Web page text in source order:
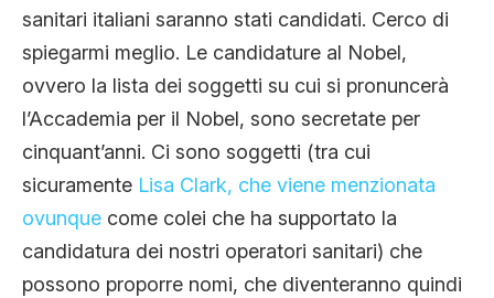
sanitari italiani saranno stati candidati. Cerco di
spiegarmi meglio. Le candidature al Nobel,
ovvero la lista dei soggetti su cui si pronuncerà
l’Accademia per il Nobel, sono secretate per
cinquant’anni. Ci sono soggetti (tra cui
sicuramente Lisa Clark, che viene menzionata
ovunque come colei che ha supportato la
candidatura dei nostri operatori sanitari) che
possono proporre nomi, che diventeranno quindi